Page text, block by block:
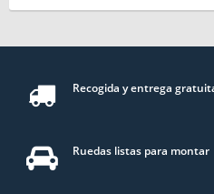
Recogida y entrega
Ruedas listas para montar